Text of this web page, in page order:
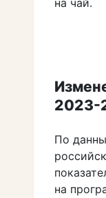
на чай.
2023-
По
на